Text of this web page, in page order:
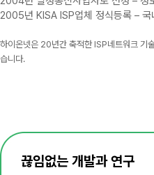
2005년 KISA ISP업체 정식등록 –
하이온넷은 20년간 축적한 ISP네트워크 기
습니다.
끊임없는 개발과 연구